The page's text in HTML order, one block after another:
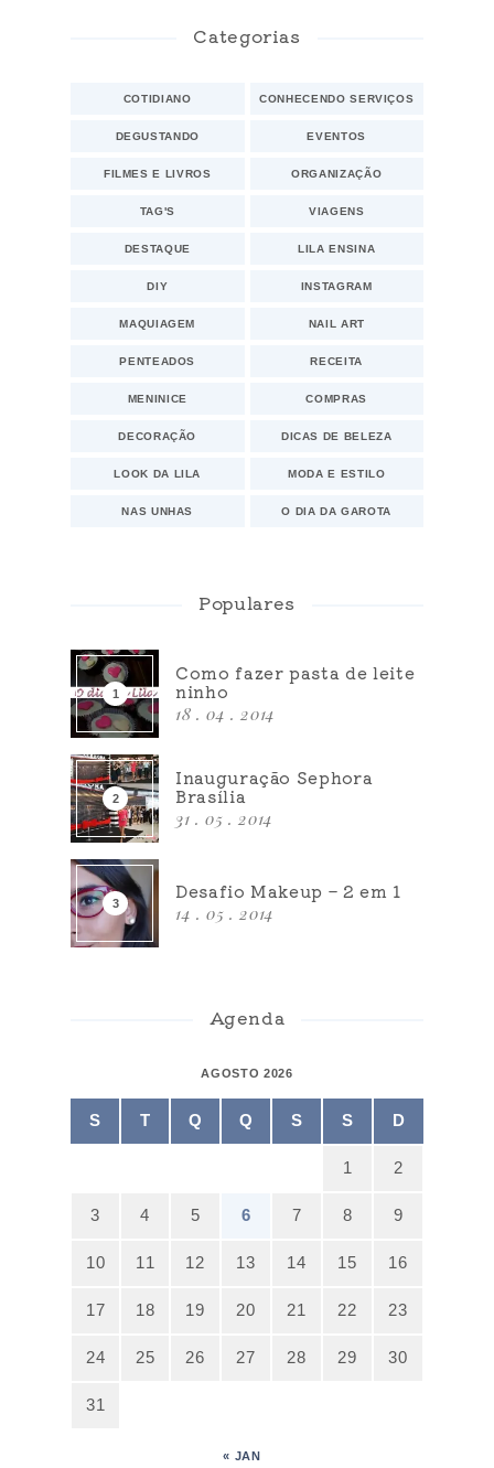
Categorias
COTIDIANO CONHECENDO SERVIÇOS
DEGUSTANDO EVENTOS
FILMES E LIVROS ORGANIZAÇÃO
TAG'S VIAGENS
DESTAQUE LILA ENSINA
DIY INSTAGRAM
MAQUIAGEM NAIL ART
PENTEADOS RECEITA
MENINICE COMPRAS
DECORAÇÃO DICAS DE BELEZA
LOOK DA LILA MODA E ESTILO
NAS UNHAS O DIA DA GAROTA
Populares
Como fazer pasta de leite
ninho
18 . 04 . 2014
Inauguração Sephora
Brasília
31 . 05 . 2014
Desafio Makeup – 2 em 1
14 . 05 . 2014
Agenda
AGOSTO 2026
S T Q Q S S D
1 2
3 4 5 6 7 8 9
10 11 12 13 14 15 16
17 18 19 20 21 22 23
24 25 26 27 28 29 30
31
« JAN